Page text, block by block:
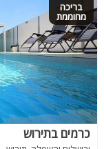
בריכה
מחוממת
כרמים בתירוש